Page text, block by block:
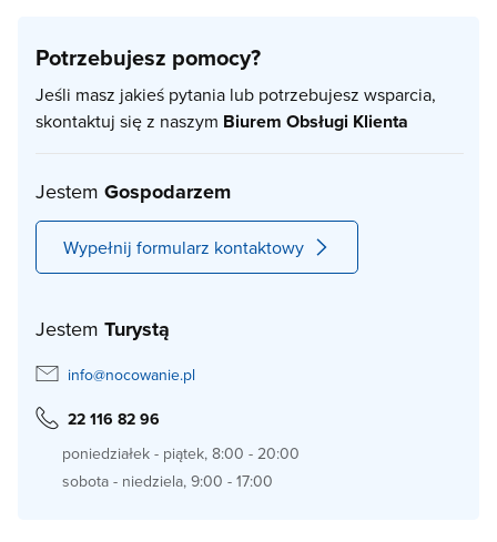
Potrzebujesz pomocy?
Jeśli masz jakieś pytania lub potrzebujesz wsparcia,
skontaktuj się z naszym Biurem Obsługi Klienta
Jestem Gospodarzem
Wypełnij formularz kontaktowy
Jestem Turystą
info@nocowanie.pl
22 116 82 96
poniedziałek - piątek, 8:00 - 20:00
sobota - niedziela, 9:00 - 17:00